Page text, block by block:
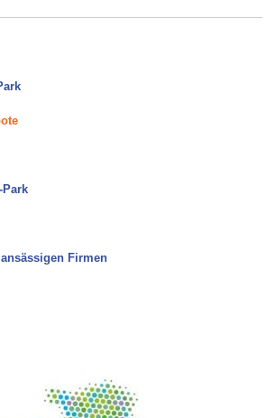
Park
Firmen